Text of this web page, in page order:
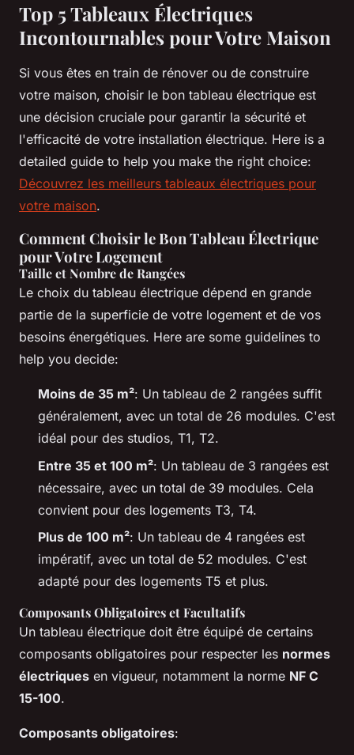
Top 5 Tableaux Électriques
Incontournables pour Votre Maison
Si vous êtes en train de rénover ou de construire
votre maison, choisir le bon tableau électrique est
une décision cruciale pour garantir la sécurité et
l'efficacité de votre installation électrique. Here is a
detailed guide to help you make the right choice:
Découvrez les meilleurs tableaux électriques pour
votre maison.
Comment Choisir le Bon Tableau Électrique
pour Votre Logement
Taille et Nombre de Rangées
Le choix du tableau électrique dépend en grande
partie de la superficie de votre logement et de vos
besoins énergétiques. Here are some guidelines to
help you decide:
Moins de 35 m²: Un tableau de 2 rangées suffit
généralement, avec un total de 26 modules. C'est
idéal pour des studios, T1, T2.
Entre 35 et 100 m²: Un tableau de 3 rangées est
nécessaire, avec un total de 39 modules. Cela
convient pour des logements T3, T4.
Plus de 100 m²: Un tableau de 4 rangées est
impératif, avec un total de 52 modules. C'est
adapté pour des logements T5 et plus.
Composants Obligatoires et Facultatifs
Un tableau électrique doit être équipé de certains
composants obligatoires pour respecter les normes
électriques en vigueur, notamment la norme NF C
15-100.
Composants obligatoires: